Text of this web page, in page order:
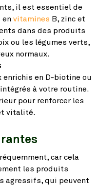
il est essentiel de
en vitamines B, zinc et
dans des produits
ou les légumes verts,
normaux.
enrichis en D-biotine ou
à votre routine.
pour renforcer les
vitalité.
car cela
les produits
agressifs, qui peuvent